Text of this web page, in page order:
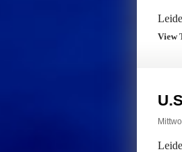
View